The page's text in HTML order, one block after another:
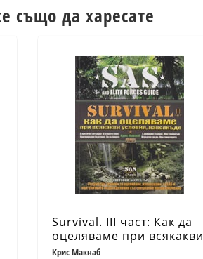
също да харесате
Survival. III част: Как да
оцеляваме при всякакви
условия, навсякъде
Крис Макнаб